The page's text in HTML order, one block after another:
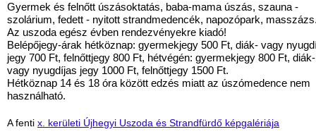
Gyermek és felnőtt úszásoktatás, baba-mama úszás, szauna -
szolárium, fedett - nyitott strandmedencék, napozópark,
Az uszoda egész évben rendezvényekre kiadó!
Belépőjegy-árak hétköznap: gyermekjegy 500 Ft, diák- vagy
jegy 700 Ft, felnőttjegy 800 Ft, hétvégén: gyermekjegy 800 Ft, diák-
vagy nyugdíjas jegy 1000 Ft, felnőttjegy 1500 Ft.
Hétköznap 14 és 18 óra között edzés miatt az úszómedence nem
használható.
A fenti x. kerületi Újhegyi Uszoda és Strandfürdő képgalériája